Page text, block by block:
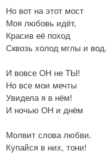
Но вот на этот мост
Моя любовь идёт,
Красив её поход
Сквозь холод мглы и вод.
И вовсе ОН не ТЫ!
Но все мои мечты
Увидела я в нём!
И ночью ОН и днём
Молвит слова любви.
Купайся в них, тони!